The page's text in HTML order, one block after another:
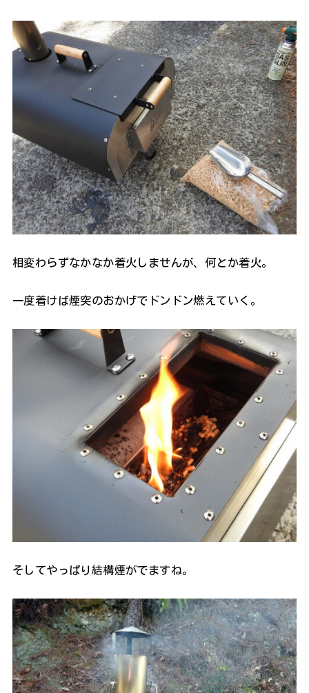
相変わらずなかなか着火しませんが、何とか着火。
一度着けば煙突のおかげでドンドン燃えていく。
そしてやっぱり結構煙がでますね。